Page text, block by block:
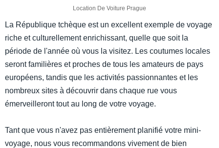
Location De Voiture Prague
La République tchèque est un excellent exemple de voyage
riche et culturellement enrichissant, quelle que soit la
période de l'année où vous la visitez. Les coutumes locales
seront familières et proches de tous les amateurs de pays
européens, tandis que les activités passionnantes et les
nombreux sites à découvrir dans chaque rue vous
émerveilleront tout au long de votre voyage.
Tant que vous n'avez pas entièrement planifié votre mini-
voyage, nous vous recommandons vivement de bien